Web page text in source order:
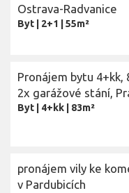
Ostrava-Radvanice
Byt 2+1 55m²
Pronájem bytu 4+kk,
2x garážové stání,
Byt 4+kk 83m²
pronájem vily ke
v Pardubicích